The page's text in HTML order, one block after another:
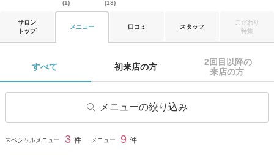
(1)
(18)
サロン
トップ
メニュー 口コミ スタッフ
こだわり
特集
すべて 初来店の方
2回目以降の
来店の方
メニューの絞り込み
閉じる
スペシャルメニュー 3 件 メニュー 9 件